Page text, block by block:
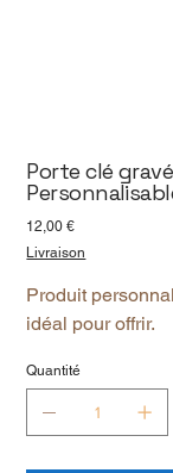
Porte clé
Prix
12,00 €
Livraison
Produit
idéal pour offrir.
Quantité